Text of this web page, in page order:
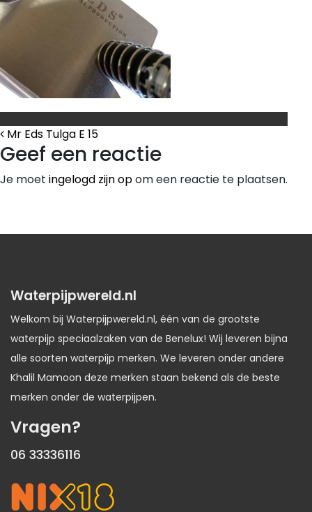
Bericht Navigatie
Mr Eds Tulga E 15
Geef een reactie
Je moet ingelogd zijn opom een reactie te plaatsen.
Waterpijpwereld.nl
Welkom bij Waterpijpwereld.nl, één van de grootste
waterpijp speciaalzaken van de Benelux! Wij leveren bijna
alle soorten waterpijp merken. We leveren onder andere
Khalil Mamoon deze merken staan bekend als de beste
merken onder de waterpijpen.
Vragen?
06 33336116